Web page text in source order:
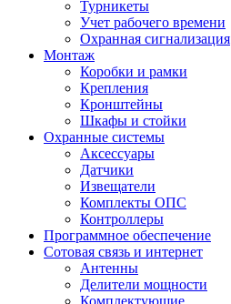
Турникеты
Учет рабочего времени
Охранная сигнализация
Монтаж
Коробки и рамки
Крепления
Кронштейны
Шкафы и стойки
Охранные системы
Аксессуары
Датчики
Извещатели
Комплекты ОПС
Контроллеры
Программное обеспечение
Сотовая связь и интернет
Антенны
Делители мощности
Комплектующие